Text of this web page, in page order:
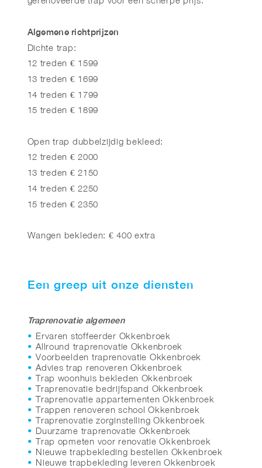
gerenoveerde trap voor een scherpe prijs.
Algemene richtprijzen
Dichte trap:
12 treden € 1599
13 treden € 1699
14 treden € 1799
15 treden € 1899
Open trap dubbelzijdig bekleed:
12 treden € 2000
13 treden € 2150
14 treden € 2250
15 treden € 2350
Wangen bekleden: € 400 extra
Een greep uit onze diensten
Traprenovatie algemeen
Ervaren stoffeerder Okkenbroek
Allround traprenovatie Okkenbroek
Voorbeelden traprenovatie Okkenbroek
Advies trap renoveren Okkenbroek
Trap woonhuis bekleden Okkenbroek
Traprenovatie bedrijfspand Okkenbroek
Traprenovatie appartementen Okkenbroek
Trappen renoveren school Okkenbroek
Traprenovatie zorginstelling Okkenbroek
Duurzame traprenovatie Okkenbroek
Trap opmeten voor renovatie Okkenbroek
Nieuwe trapbekleding bestellen Okkenbroek
Nieuwe trapbekleding leveren Okkenbroek